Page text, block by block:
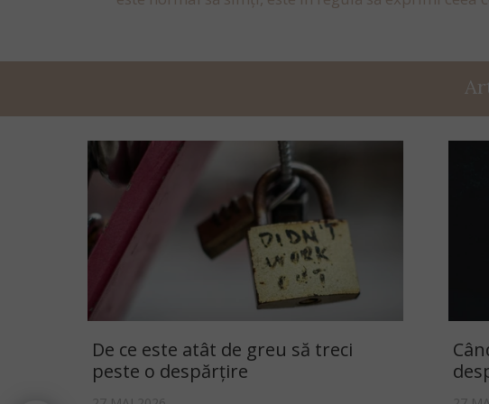
De ce este atât de greu să treci
peste o despărțire